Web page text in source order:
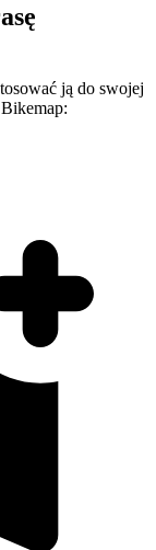
ją do swojej